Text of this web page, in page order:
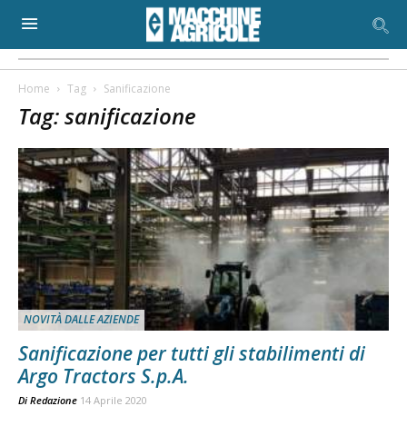
Home Tag Sanificazione
Tag: sanificazione
NOVITÀ DALLE AZIENDE
Sanificazione per tutti gli stabilimenti di
Argo Tractors S.p.A.
Di Redazione 14 Aprile 2020